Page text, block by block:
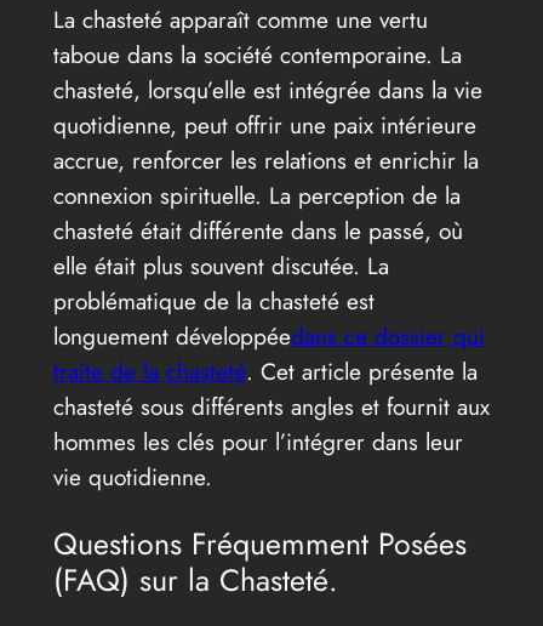
La chasteté apparaît comme une vertu
taboue dans la société contemporaine. La
chasteté, lorsqu’elle est intégrée dans la vie
quotidienne, peut offrir une paix intérieure
accrue, renforcer les relations et enrichir la
connexion spirituelle. La perception de la
chasteté était différente dans le passé, où
elle était plus souvent discutée. La
problématique de la chasteté est
longuement développéedans ce dossier qui
traite de la chasteté. Cet article présente la
chasteté sous différents angles et fournit aux
hommes les clés pour l’intégrer dans leur
vie quotidienne.
Questions Fréquemment Posées
(FAQ) sur la Chasteté.